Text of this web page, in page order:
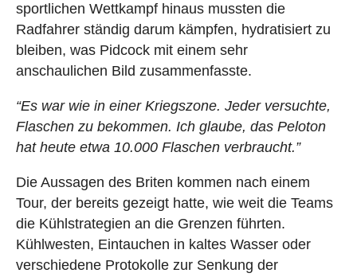
sportlichen Wettkampf hinaus mussten die
Radfahrer ständig darum kämpfen, hydratisiert zu
bleiben, was Pidcock mit einem sehr
anschaulichen Bild zusammenfasste.
“Es war wie in einer Kriegszone. Jeder versuchte,
Flaschen zu bekommen. Ich glaube, das Peloton
hat heute etwa 10.000 Flaschen verbraucht.”
Die Aussagen des Briten kommen nach einem
Tour, der bereits gezeigt hatte, wie weit die Teams
die Kühlstrategien an die Grenzen führten.
Kühlwesten, Eintauchen in kaltes Wasser oder
verschiedene Protokolle zur Senkung der